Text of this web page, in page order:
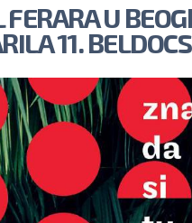
FERARA U
11. BELDOCS